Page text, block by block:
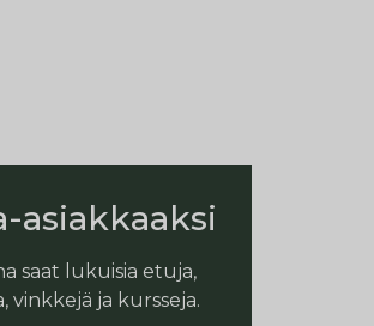
asiakkaaksi
saat lukuisia etuja,
vinkkejä ja kursseja.